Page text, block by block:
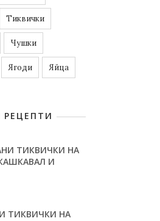
Тиквички
Чушки
Ягоди Яйца
ТИКВИЧКИ НА
И
ТИКВИЧКИ НА